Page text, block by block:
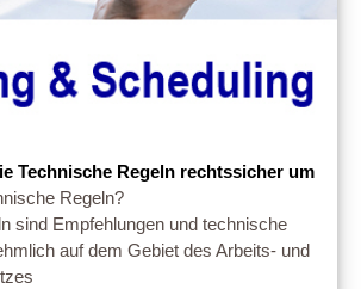
Technische Regeln rechtssicher um
Regeln?
sind Empfehlungen und technische
auf dem Gebiet des Arbeits- und